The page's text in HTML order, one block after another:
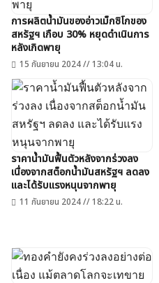
การผลิตน้ำมันของอ่าวเม็กซิโกของ
สหรัฐฯ เกือบ 30% หยุดดำเนินการ
หลังเกิดพายุ
15 กันยายน 2024 // 13:04 น.
ราคาน้ำมันฟื้นตัวหลังจากร่วงลง
เนื่องจากสต็อกน้ำมันสหรัฐฯ ลดลง
และได้รับแรงหนุนจากพายุ
11 กันยายน 2024 // 18:22 น.